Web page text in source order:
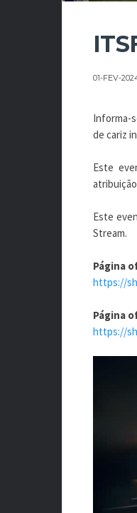
01-FEV-
Informa-
de cariz
Este
Este
Stream.
Página
https://
Página
https://